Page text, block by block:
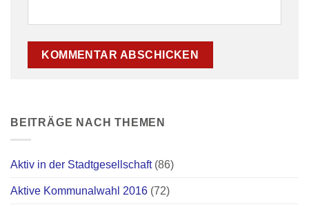
BEITRÄGE NACH THEMEN
Aktiv in der Stadtgesellschaft(86)
Aktive Kommunalwahl 2016 (72)